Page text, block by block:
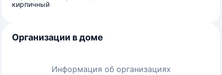
кирпичный
Организации в доме
Информация об организациях